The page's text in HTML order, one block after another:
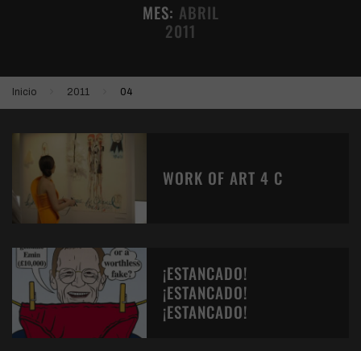
MES: ABRIL
2011
Inicio 2011 04
WORK OF ART 4 C
¡ESTANCADO!
¡ESTANCADO!
¡ESTANCADO!